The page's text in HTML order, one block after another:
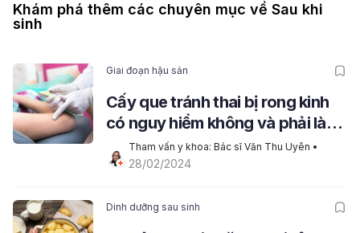
Khám phá thêm các chuyên mục về Sau khi
sinh
Giai đoạn hậu sản
Cấy que tránh thai bị rong kinh
có nguy hiểm không và phải làm
sao?Tham vấn y khoa: Bác sĩ Văn Thu Uyên
28/02/2024
Dinh dưỡng sau sinh